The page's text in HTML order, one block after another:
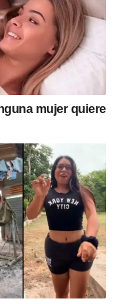
mujer quiere